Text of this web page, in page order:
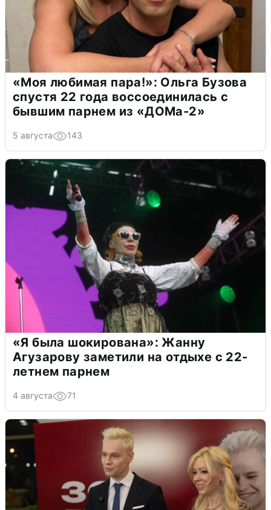
«Моя любимая пара!»: Ольга Бузова
спустя 22 года воссоединилась с
бывшим парнем из «ДОМа-2»
5 августа 143
«Я была шокирована»: Жанну
Агузарову заметили на отдыхе с 22-
летнем парнем
4 августа 71